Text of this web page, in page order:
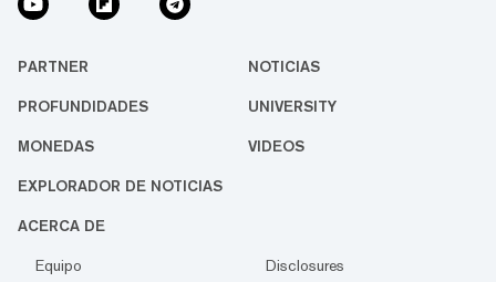
PARTNER NOTICIAS
PROFUNDIDADES UNIVERSITY
MONEDAS VIDEOS
EXPLORADOR DE NOTICIAS
ACERCA DE
Equipo
Disclosures